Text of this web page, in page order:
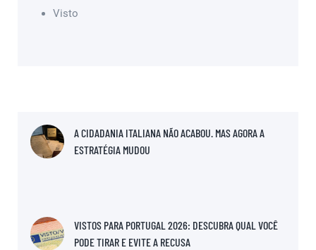
Visto
A CIDADANIA ITALIANA NÃO ACABOU. MAS AGORA A
ESTRATÉGIA MUDOU
VISTOS PARA PORTUGAL 2026: DESCUBRA QUAL VOCÊ
PODE TIRAR E EVITE A RECUSA